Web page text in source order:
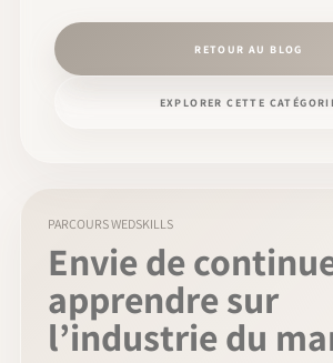
RETOUR AU BLOG
EXPLORER CETTE
PARCOURS WEDSKILLS
Envie de
apprendre sur
l’industrie du